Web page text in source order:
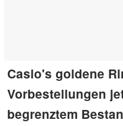
Casio's goldene
Vorbestellungen
begrenztem